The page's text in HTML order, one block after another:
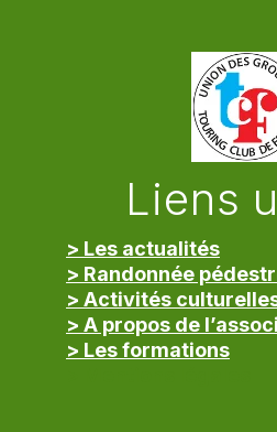
Liens
> Les actualités
> Randonnée
> Activités
> A propos de
> Les formations